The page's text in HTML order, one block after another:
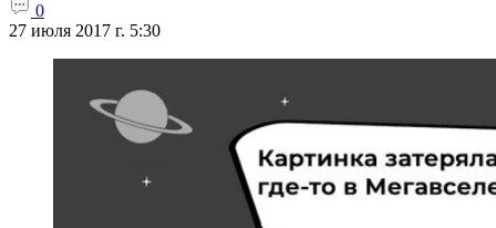
0
27 июля 2017 г. 5:30